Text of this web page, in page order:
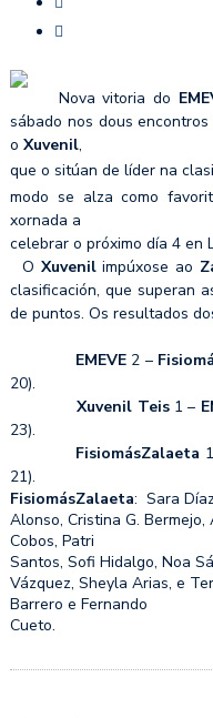
Nova vitoria do
sábado nos dous
oXuvenil,
que o sitúan de líder na
modo se alza como
xornada a
celebrar o próximo día 4 en
O Xuvenilimpúxose ao
clasificación, que superan
de puntos. Os resultados
EMEVE 2 –
20).
Xuvenil Teis1 –
23).
FisiomásZalaeta
21).
FisiomásZalaeta: Sara
Alonso, Cristina G.
Cobos, Patri
Santos, Sofi Hidalgo, Noa
Vázquez, Sheyla Arias, e
Barrero e Fernando
Cueto.